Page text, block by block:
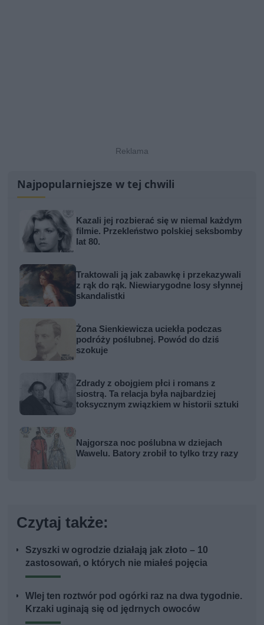
Najpopularniejsze w tej chwili
Kazali jej rozbierać się w niemal każdym
filmie. Przekleństwo polskiej seksbomby
lat 80.
Traktowali ją jak zabawkę i przekazywali
z rąk do rąk. Niewiarygodne losy słynnej
skandalistki
Żona Sienkiewicza uciekła podczas
podróży poślubnej. Powód do dziś
szokuje
Zdrady z obojgiem płci i romans z
siostrą. Ta relacja była najbardziej
toksycznym związkiem w historii sztuki
Najgorsza noc poślubna w dziejach
Wawelu. Batory zrobił to tylko trzy razy
Czytaj także:
Szyszki w ogrodzie działają jak złoto – 10
zastosowań, o których nie miałeś pojęcia
Wlej ten roztwór pod ogórki raz na dwa tygodnie.
Krzaki uginają się od jędrnych owoców